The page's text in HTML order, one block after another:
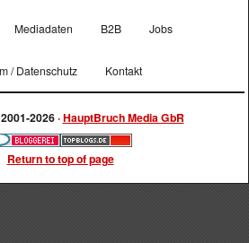
Mediadaten B2B Jobs
/ Datenschutz Kontakt
2026 ·HauptBruch Media GbR
Return to top of page